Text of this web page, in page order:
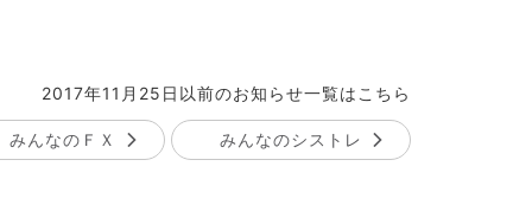
2017年11月25日以前のお知らせ一覧はこちら
みんなのＦＸ みんなのシストレ